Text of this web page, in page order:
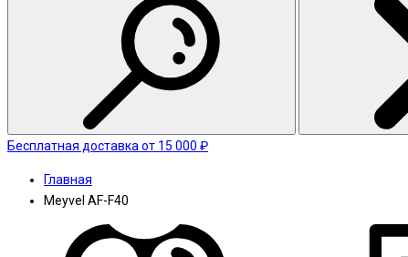
Бесплатная доставка от 15 000 ₽
Главная
Meyvel AF-F40